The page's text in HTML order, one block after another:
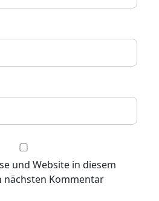
und Website in diesem
Kommentar